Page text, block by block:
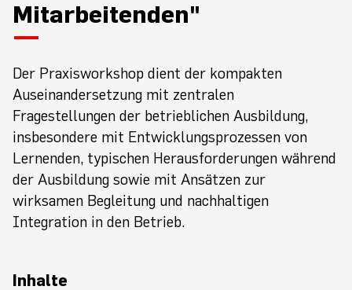
Mitarbeitenden"
Der Praxisworkshop dient der kompakten
Auseinandersetzung mit zentralen
Fragestellungen der betrieblichen Ausbildung,
insbesondere mit Entwicklungsprozessen von
Lernenden, typischen Herausforderungen während
der Ausbildung sowie mit Ansätzen zur
wirksamen Begleitung und nachhaltigen
Integration in den Betrieb.
Inhalte